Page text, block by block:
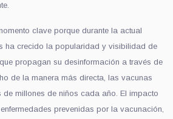
clave porque durante la actual
ha crecido la popularidad y visibilidad de
propagan su desinformación a través de
de la manera más directa, las vacunas
millones de niños cada año. El impacto
prevenidas por la vacunación,